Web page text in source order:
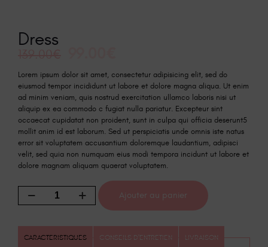
Dress
Lorem ipsum dolor sit amet, consectetur adipisicing elit, sed do
eiusmod tempor incididunt ut labore et dolore magna aliqua. Ut enim
ad minim veniam, quis nostrud exercitation ullamco laboris nisi ut
aliquip ex ea commodo c fugiat nulla pariatur. Excepteur sint
occaecat cupidatat non proident, sunt in culpa qui officia deserunt5
mollit anim id est laborum. Sed ut perspiciatis unde omnis iste natus
error sit voluptatem accusantium doloremque laudantium, adipisci
velit, sed quia non numquam eius modi tempora incidunt ut labore et
dolore magnam aliquam quaerat voluptatem.
Ajouter au panier
CARACTERISTIQUES CONSEILS D'ENTRETIEN LIVRAISON